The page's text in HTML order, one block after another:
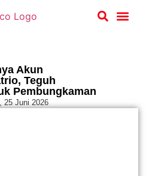
Akun
Teguh
Pembungkaman
25 Juni 2026